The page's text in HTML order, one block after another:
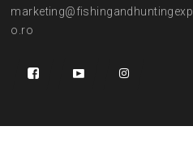
marketing@fishingandhuntingexp
o.ro